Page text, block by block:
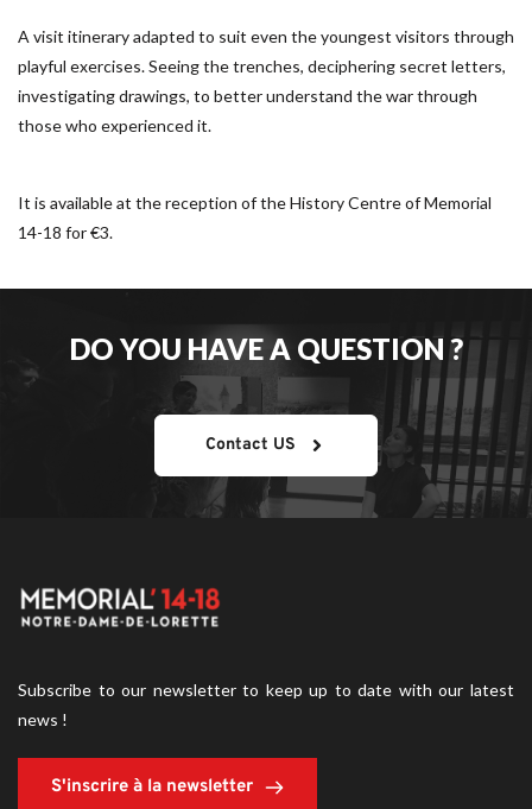
A visit itinerary adapted to suit even the youngest visitors through
playful exercises. Seeing the trenches, deciphering secret letters,
investigating drawings, to better understand the war through
those who experienced it.
It is available at the reception of the History Centre of Memorial
14-18 for €3.
DO YOU HAVE A QUESTION ?
Contact US
Subscribe to our newsletter to keep up to date with our latest
news !
S'inscrire à la newsletter